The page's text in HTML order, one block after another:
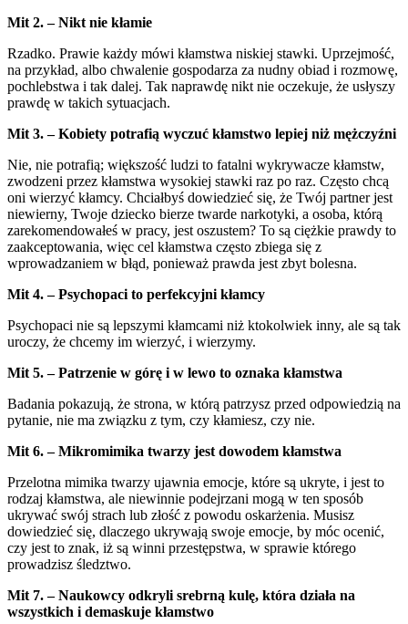
Mit 2. – Nikt nie kłamie
Rzadko. Prawie każdy mówi kłamstwa niskiej stawki. Uprzejmość,
na przykład, albo chwalenie gospodarza za nudny obiad i rozmowę,
pochlebstwa i tak dalej. Tak naprawdę nikt nie oczekuje, że usłyszy
prawdę w takich sytuacjach.
Mit 3. – Kobiety potrafią wyczuć kłamstwo lepiej niż mężczyźni
Nie, nie potrafią; większość ludzi to fatalni wykrywacze kłamstw,
zwodzeni przez kłamstwa wysokiej stawki raz po raz. Często chcą
oni wierzyć kłamcy. Chciałbyś dowiedzieć się, że Twój partner jest
niewierny, Twoje dziecko bierze twarde narkotyki, a osoba, którą
zarekomendowałeś w pracy, jest oszustem? To są ciężkie prawdy to
zaakceptowania, więc cel kłamstwa często zbiega się z
wprowadzaniem w błąd, ponieważ prawda jest zbyt bolesna.
Mit 4. – Psychopaci to perfekcyjni kłamcy
Psychopaci nie są lepszymi kłamcami niż ktokolwiek inny, ale są tak
uroczy, że chcemy im wierzyć, i wierzymy.
Mit 5. – Patrzenie w górę i w lewo to oznaka kłamstwa
Badania pokazują, że strona, w którą patrzysz przed odpowiedzią na
pytanie, nie ma związku z tym, czy kłamiesz, czy nie.
Mit 6. – Mikromimika twarzy jest dowodem kłamstwa
Przelotna mimika twarzy ujawnia emocje, które są ukryte, i jest to
rodzaj kłamstwa, ale niewinnie podejrzani mogą w ten sposób
ukrywać swój strach lub złość z powodu oskarżenia. Musisz
dowiedzieć się, dlaczego ukrywają swoje emocje, by móc ocenić,
czy jest to znak, iż są winni przestępstwa, w sprawie którego
prowadzisz śledztwo.
Mit 7. – Naukowcy odkryli srebrną kulę, która działa na
wszystkich i demaskuje kłamstwo